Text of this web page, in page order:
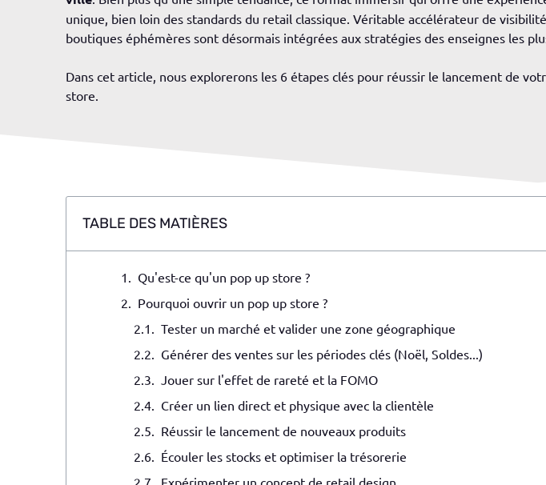
unique, bien loin des standards du retail classique. Véritable accélérateur de
boutiques éphémères sont désormais intégrées aux stratégies des enseignes les
Dans cet article, nous explorerons les 6 étapes clés pour réussir le lancement de
store.
TABLE DES MATIÈRES
Qu'est-ce qu'un pop up store ?
Pourquoi ouvrir un pop up store ?
Tester un marché et valider une zone géographique
Générer des ventes sur les périodes clés (Noël, Soldes...)
Jouer sur l'effet de rareté et la FOMO
Créer un lien direct et physique avec la clientèle
Réussir le lancement de nouveaux produits
Écouler les stocks et optimiser la trésorerie
Expérimenter un concept de retail design